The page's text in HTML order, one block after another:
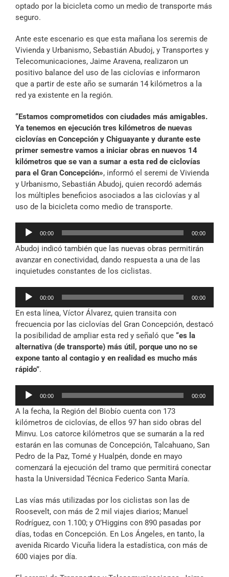
optado por la bicicleta como un medio de transporte más
seguro.
Ante este escenario es que esta mañana los seremis de
Vivienda y Urbanismo, Sebastián Abudoj, y Transportes y
Telecomunicaciones, Jaime Aravena, realizaron un
positivo balance del uso de las ciclovías e informaron
que a partir de este año se sumarán 14 kilómetros a la
red ya existente en la región.
“Estamos comprometidos con ciudades más amigables.
Ya tenemos en ejecución tres kilómetros de nuevas
ciclovías en Concepción y Chiguayante y durante este
primer semestre vamos a iniciar obras en nuevos 14
kilómetros que se van a sumar a esta red de ciclovías
para el Gran Concepción», informó el seremi de Vivienda
y Urbanismo, Sebastián Abudoj, quien recordó además
los múltiples beneficios asociados a las ciclovías y al
uso de la bicicleta como medio de transporte.
Reproductor
audio
00:00 00:00
Abudoj indicó también que las nuevas obras permitirán
avanzar en conectividad, dando respuesta a una de las
inquietudes constantes de los ciclistas.
Reproductor
audio
00:00 00:00
En esta línea, Víctor Álvarez, quien transita con
frecuencia por las ciclovías del Gran Concepción, destacó
la posibilidad de ampliar esta red y señaló que “es la
alternativa (de transporte) más útil, porque uno no se
expone tanto al contagio y en realidad es mucho más
rápido”.
Reproductor
audio
00:00 00:00
A la fecha, la Región del Biobío cuenta con 173
kilómetros de ciclovías, de ellos 97 han sido obras del
Minvu. Los catorce kilómetros que se sumarán a la red
estarán en las comunas de Concepción, Talcahuano, San
Pedro de la Paz, Tomé y Hualpén, donde en mayo
comenzará la ejecución del tramo que permitirá conectar
hasta la Universidad Técnica Federico Santa María.
Las vías más utilizadas por los ciclistas son las de
Roosevelt, con más de 2 mil viajes diarios; Manuel
Rodríguez, con 1.100; y O’Higgins con 890 pasadas por
días, todas en Concepción. En Los Ángeles, en tanto, la
avenida Ricardo Vicuña lidera la estadística, con más de
600 viajes por día.